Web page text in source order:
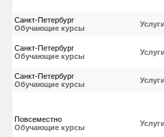
Санкт-Петербург
Обучающие курсы
Санкт-Петербург
Обучающие курсы
Санкт-Петербург
Обучающие курсы
Повсеместно
Обучающие курсы